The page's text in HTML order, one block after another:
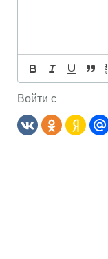
Войти с